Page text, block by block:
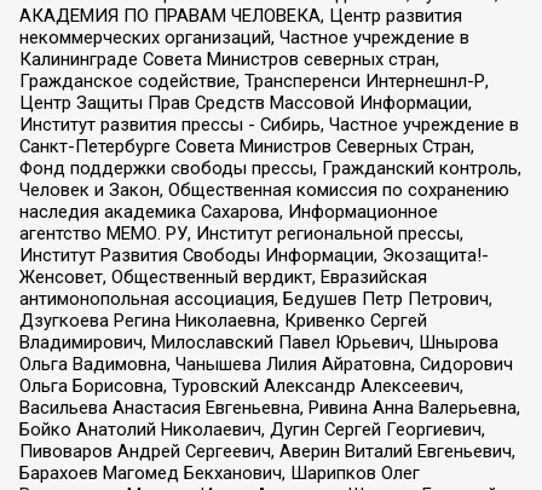
АКАДЕМИЯ ПО ПРАВАМ ЧЕЛОВЕКА, Центр развития
некоммерческих организаций, Частное учреждение в
Калининграде Совета Министров северных стран,
Гражданское содействие, Трансперенси Интернешнл-Р,
Центр Защиты Прав Средств Массовой Информации,
Институт развития прессы - Сибирь, Частное учреждение в
Санкт-Петербурге Совета Министров Северных Стран,
Фонд поддержки свободы прессы, Гражданский контроль,
Человек и Закон, Общественная комиссия по сохранению
наследия академика Сахарова, Информационное
агентство МЕМО. РУ, Институт региональной прессы,
Институт Развития Свободы Информации, Экозащита!-
Женсовет, Общественный вердикт, Евразийская
антимонопольная ассоциация, Бедушев Петр Петрович,
Дзугкоева Регина Николаевна, Кривенко Сергей
Владимирович, Милославский Павел Юрьевич, Шнырова
Ольга Вадимовна, Чанышева Лилия Айратовна, Сидорович
Ольга Борисовна, Туровский Александр Алексеевич,
Васильева Анастасия Евгеньевна, Ривина Анна Валерьевна,
Бойко Анатолий Николаевич, Дугин Сергей Георгиевич,
Пивоваров Андрей Сергеевич, Аверин Виталий Евгеньевич,
Барахоев Магомед Бекханович, Шарипков Олег